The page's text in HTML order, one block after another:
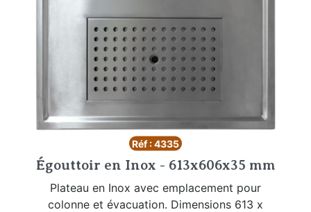
Réf : 4335
Égouttoir en Inox - 613x606x35 mm
Plateau en Inox avec emplacement pour
colonne et évacuation. Dimensions 613 x